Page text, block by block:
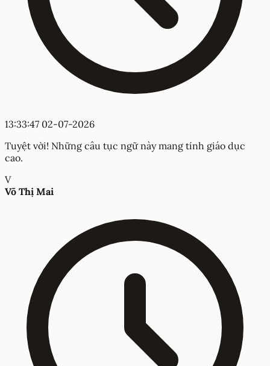
13:33:47 02-07-2026
Tuyệt vời! Những câu tục ngữ này mang tính giáo dục
cao.
V
Võ Thị Mai